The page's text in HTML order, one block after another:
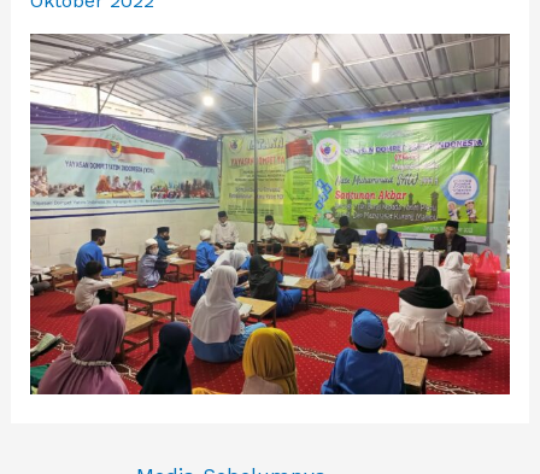
Navigasi